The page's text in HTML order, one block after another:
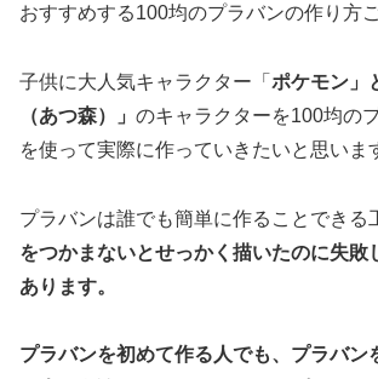
おすすめする100均のプラバンの作り方
子供に大人気キャラクター「 ポケモン」
（あつ森）」 のキャラクターを100均の
を使って実際に作っていきたいと思いま
プラバンは誰でも簡単に作ることできる
をつかまないとせっかく描いたのに失敗
あります。
プラバンを初めて作る人でも、プラバン